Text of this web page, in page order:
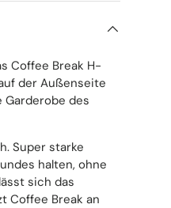
Coffee Break H-
der Außenseite
des
Super starke
halten, ohne
sich das
Coffee Break an